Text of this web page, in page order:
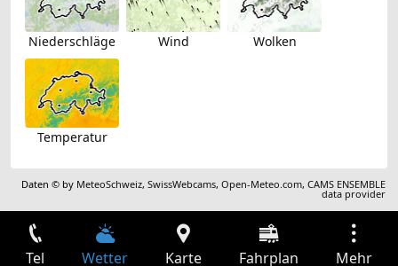
Niederschläge Wind Wolken
Temperatur
Daten © by MeteoSchweiz,SwissWebcams,Open-Meteo.com,CAMS ENSEMBLE
data provider
Tel Wetter Karte Fahrplan Mehr